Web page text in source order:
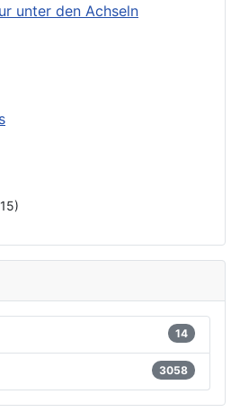
unter den Achseln
14
3058